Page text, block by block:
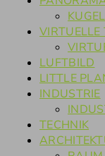
VIRTUELLE
LUFTBILD
LITTLE
INDUSTRIE
TECHNIK